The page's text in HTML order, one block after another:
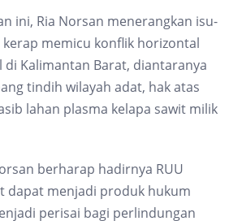
ini, Ria Norsan menerangkan isu-
kerap memicu konflik horizontal
Kalimantan Barat, diantaranya
tindih wilayah adat, hak atas
lahan plasma kelapa sawit milik
berharap hadirnya RUU
dapat menjadi produk hukum
perisai bagi perlindungan